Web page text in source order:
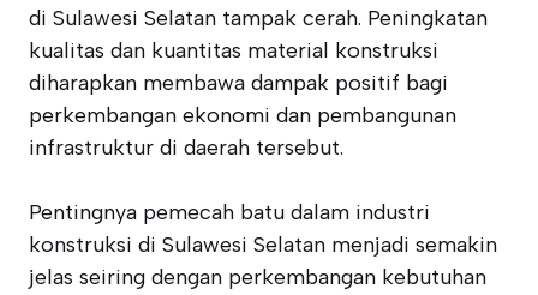
di Sulawesi Selatan tampak cerah. Peningkatan
kualitas dan kuantitas material konstruksi
diharapkan membawa dampak positif bagi
perkembangan ekonomi dan pembangunan
infrastruktur di daerah tersebut.
Pentingnya pemecah batu dalam industri
konstruksi di Sulawesi Selatan menjadi semakin
jelas seiring dengan perkembangan kebutuhan